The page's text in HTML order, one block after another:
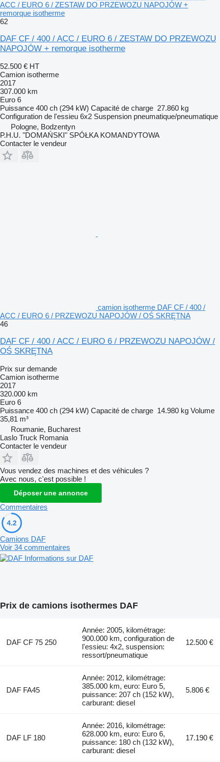
ACC / EURO 6 / ZESTAW DO PRZEWOZU NAPOJÓW +
remorque isotherme
62
DAF CF / 400 / ACC / EURO 6 / ZESTAW DO PRZEWOZU
NAPOJÓW + remorque isotherme
52.500 € HT
Camion isotherme
2017
307.000 km
Euro 6
Puissance 400 ch (294 kW) Capacité de charge 27.860 kg
Configuration de l'essieu 6x2 Suspension pneumatique/pneumatique
Pologne, Bodzentyn
P.H.U. "DOMAŃSKI" SPÓŁKA KOMANDYTOWA
Contacter le vendeur
camion isotherme DAF CF / 400 /
ACC / EURO 6 / PRZEWOZU NAPOJÓW / OŚ SKRĘTNA
46
DAF CF / 400 / ACC / EURO 6 / PRZEWOZU NAPOJÓW /
OŚ SKRĘTNA
Prix sur demande
Camion isotherme
2017
320.000 km
Euro 6
Puissance 400 ch (294 kW) Capacité de charge 14.980 kg Volume
35,81 m³
Roumanie, Bucharest
Laslo Truck Romania
Contacter le vendeur
Vous vendez des machines et des véhicules ?
Avec nous, c'est possible !
Déposer une annonce
Commentaires
4.2
Camions DAF
Voir 34 commentaires
Informations sur DAF
Prix de camions isothermes DAF
DAF CF 75 250
Année: 2005, kilométrage:
900.000 km, configuration de
l'essieu: 4x2, suspension:
ressort/pneumatique
12.500 €
DAF FA45
Année: 2012, kilométrage:
385.000 km, euro: Euro 5,
puissance: 207 ch (152 kW),
carburant: diesel
5.806 €
DAF LF 180
Année: 2016, kilométrage:
628.000 km, euro: Euro 6,
puissance: 180 ch (132 kW),
carburant: diesel
17.190 €